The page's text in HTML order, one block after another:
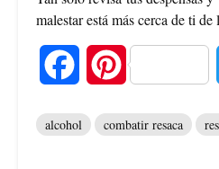
malestar está más cerca de ti
P
alcohol combatir resaca